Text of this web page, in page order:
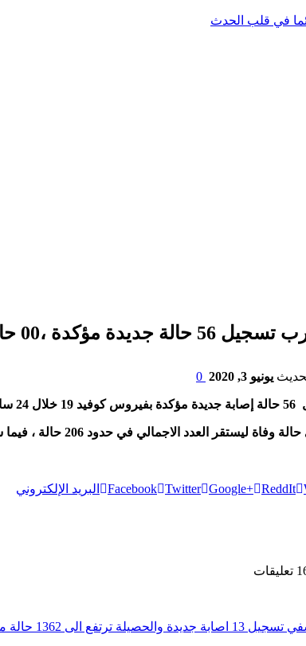
ترتفع الى 7922 خلال 24 ساعة الماضية
يونيو 3, 2020
Facebook Twitter Google+ ReddIt البريد الإلكتروني
الى 1362 حالة مؤكدة